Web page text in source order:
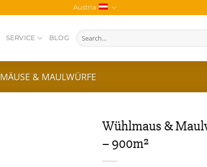
Austria
SERVICE BLOG
Search
for:
MÄUSE & MAULWÜRFE
Wühlmaus &
– 900m²